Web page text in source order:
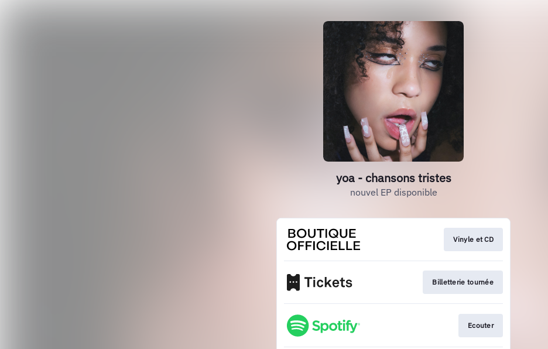
yoa - chansons tristes
nouvel EP disponible
Vinyle et CD
Billetterie tournée
Ecouter